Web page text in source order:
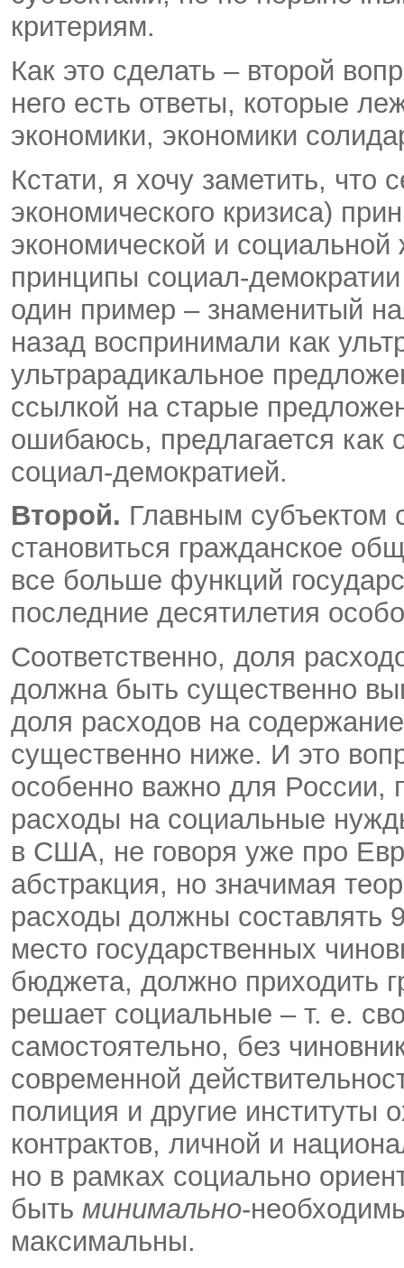
критериям.
Как это сделать – второй
него есть ответы, которые
экономики, экономики
Кстати, я хочу заметить, что
экономического кризиса)
экономической и
принципы социал-
один пример – знаменитый
назад воспринимали как
ультрарадикальное
ссылкой на старые
ошибаюсь, предлагается как
социал-демократией.
Второй. Главным субъектом
становиться гражданское
все больше функций
последние десятилетия
Соответственно, доля
должна быть существенно
доля расходов на
существенно ниже. И это
особенно важно для России,
расходы на социальные
в США, не говоря уже про
абстракция, но значимая
расходы должны составлять
место государственных
бюджета, должно приходить
решает социальные – т. е.
самостоятельно, без
современной
полиция и другие институты
контрактов, личной и
но в рамках социально
быть минимально-
максимальны.